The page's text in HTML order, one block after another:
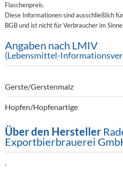
Flaschenpreis.
Diese Informationen sind ausschließlich
BGB und ist nicht für Verbraucher im
Angaben nach LMIV
(Lebensmittel-
Gerste/Gerstenmalz
Hopfen/Hopfenartige
Über den Hersteller
Exportbierbrauerei